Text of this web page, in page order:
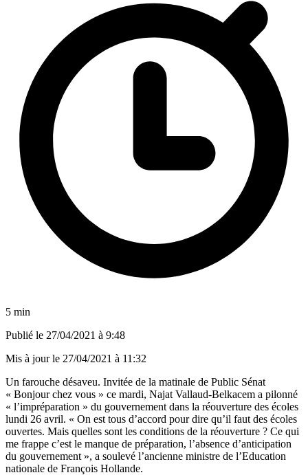
5 min
Publié le 27/04/2021 à 9:48
Mis à jour le 27/04/2021 à 11:32
Un farouche désaveu. Invitée de la matinale de Public Sénat
« Bonjour chez vous » ce mardi, Najat Vallaud-Belkacem a pilonné
« l’impréparation » du gouvernement dans la réouverture des écoles
lundi 26 avril. « On est tous d’accord pour dire qu’il faut des écoles
ouvertes. Mais quelles sont les conditions de la réouverture ? Ce qui
me frappe c’est le manque de préparation, l’absence d’anticipation
du gouvernement », a soulevé l’ancienne ministre de l’Education
nationale de François Hollande.